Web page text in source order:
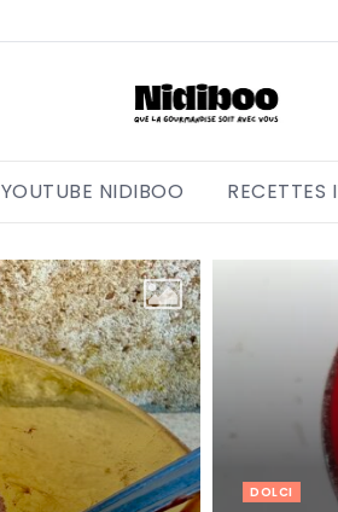
YOUTUBE NIDIBOO RECETTES
DOLCI